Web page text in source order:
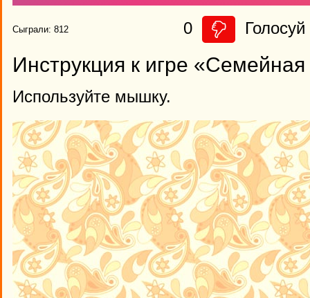
Сыграли: 812 0 Голосуй
Инструкция к игре
Используйте мышку.